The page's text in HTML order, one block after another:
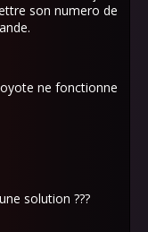
son numero de
ne fonctionne
solution ???